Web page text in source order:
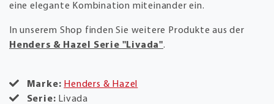
eine elegante Kombination miteinander ein.
In unserem Shop finden Sie weitere Produkte aus der
Henders & Hazel Serie "Livada".
Marke: Henders & Hazel
Serie: Livada